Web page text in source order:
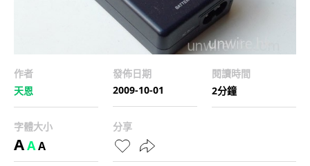
作者
天恩
發佈日期
2009-10-01
閱讀時間
2分鐘
字體大小
AAA
分享